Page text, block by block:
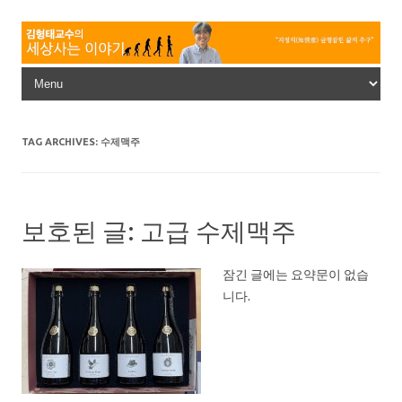
Skip to content
TAG ARCHIVES: 수제맥주
보호된 글: 고급 수제맥주
잠긴 글에는 요약문이 없습
니다.